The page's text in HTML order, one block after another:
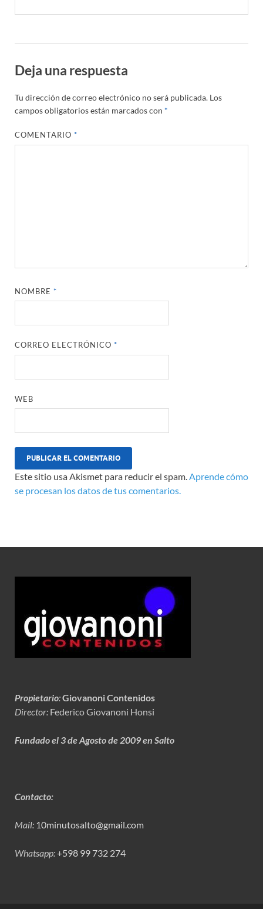
Deja una respuesta
Tu dirección de correo electrónico no será publicada. Los
campos obligatorios están marcados con *
COMENTARIO*
NOMBRE*
CORREO ELECTRÓNICO*
WEB
Este sitio usa Akismet para reducir el spam.Aprende cómo
se procesan los datos de tus comentarios.
Propietario:Giovanoni Contenidos
Director: Federico Giovanoni Honsi
Fundado el 3 de Agosto de 2009 en Salto
Contacto:
Mail: 10minutosalto@gmail.com
Whatsapp:+598 99 732 274